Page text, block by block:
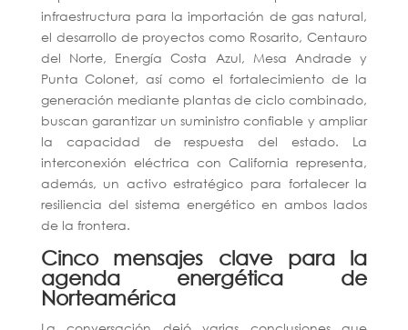
infraestructura para la importación de gas natural,
el desarrollo de proyectos como Rosarito, Centauro
del Norte, Energía Costa Azul, Mesa Andrade y
Punta Colonet, así como el fortalecimiento de la
generación mediante plantas de ciclo combinado,
buscan garantizar un suministro confiable y ampliar
la capacidad de respuesta del estado. La
interconexión eléctrica con California representa,
además, un activo estratégico para fortalecer la
resiliencia del sistema energético en ambos lados
de la frontera.
Cinco mensajes clave para la
agenda energética de
Norteamérica